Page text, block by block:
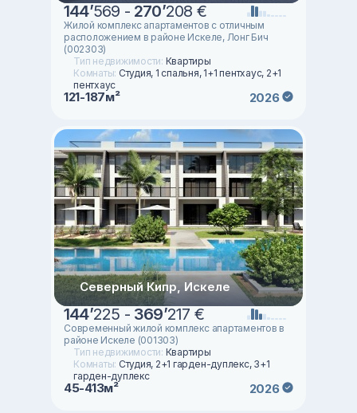
144’569 - 270’208 €
Жилой комплекс апартаментов с отличным
расположением в районе Искеле, Лонг Бич
(002303)
Тип недвижимости: Квартиры
Комнаты: Студия, 1 спальня, 1+1 пентхаус, 2+1
пентхаус
121-187м² 2026
Северный Кипр, Искеле
144’225 - 369’217 €
Современный жилой комплекс апартаментов в
районе Искеле (001303)
Тип недвижимости: Квартиры
Комнаты: Студия, 2+1 гарден-дуплекс, 3+1
гарден-дуплекс
45-413м² 2026